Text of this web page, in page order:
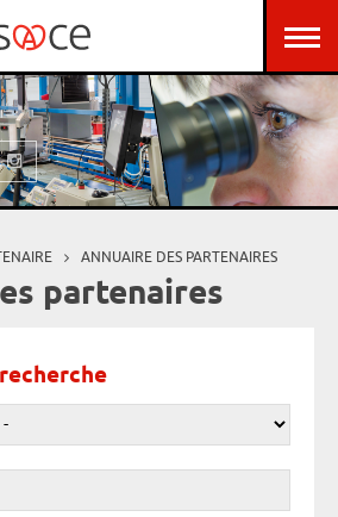
ANNUAIRE DES PARTENAIRES
partenaires